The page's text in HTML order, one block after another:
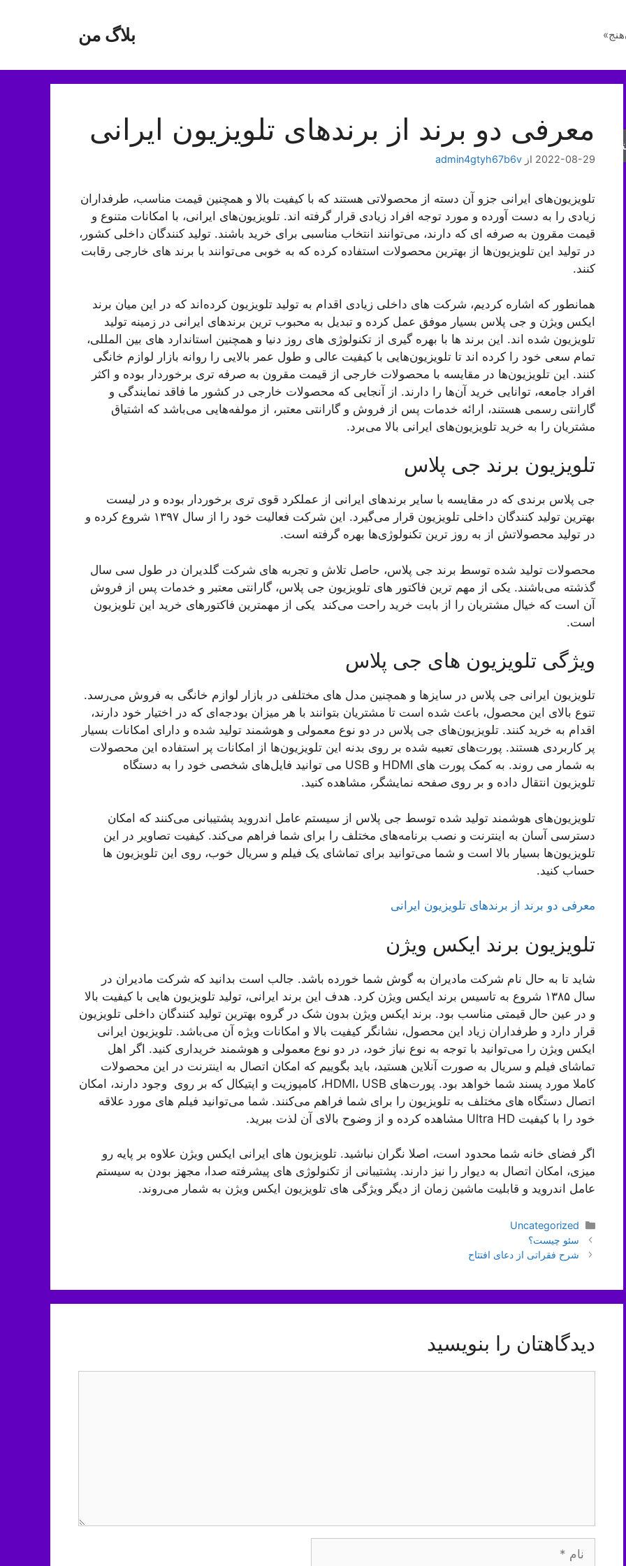
بلاگ من
معرفی دو برند از برندهای تلویزیون ایرانی
2022-08-29 از admin4gtyh67b6v
تلویزیون‌های ایرانی جزو آن دسته از محصولاتی هستند که با کیفیت بالا و همچنین قیمت مناسب، طرفداران
زیادی را به دست آورده و مورد توجه افراد زیادی قرار گرفته اند. تلویزیون‌های ایرانی، با امکانات متنوع و
قیمت مقرون به صرفه ای که دارند، می‌توانند انتخاب مناسبی برای خرید باشند. تولید کنندگان داخلی کشور،
در تولید این تلویزیون‌ها از بهترین محصولات استفاده کرده که به خوبی می‌توانند با برند های خارجی رقابت
کنند.
همانطور که اشاره کردیم، شرکت های داخلی زیادی اقدام به تولید تلویزیون کرده‌اند که در این میان برند
ایکس ویژن و جی پلاس بسیار موفق عمل کرده و تبدیل به محبوب ترین برندهای ایرانی در زمینه تولید
تلویزیون شده اند. این برند ها با بهره گیری از تکنولوژی های روز دنیا و همچنین استاندارد های بین المللی،
تمام سعی خود را کرده اند تا تلویزیون‌هایی با کیفیت عالی و طول عمر بالایی را روانه بازار لوازم خانگی
کنند. این تلویزیون‌ها در مقایسه با محصولات خارجی از قیمت مقرون به صرفه تری برخوردار بوده و اکثر
افراد جامعه، توانایی خرید آن‌ها را دارند. از آنجایی که محصولات خارجی در کشور ما فاقد نمایندگی و
گارانتی رسمی هستند، ارائه خدمات پس از فروش و گارانتی معتبر، از مولفه‌هایی می‌باشد که اشتیاق
مشتریان را به خرید تلویزیون‌های ایرانی بالا می‌برد.
تلویزیون برند جی پلاس
جی پلاس برندی که در مقایسه با سایر برندهای ایرانی از عملکرد قوی تری برخوردار بوده و در لیست
بهترین تولید کنندگان داخلی تلویزیون قرار می‌گیرد. این شرکت فعالیت خود را از سال ۱۳۹۷ شروع کرده و
در تولید محصولاتش از به روز ترین تکنولوژی‌ها بهره گرفته است.
محصولات تولید شده توسط برند جی پلاس، حاصل تلاش و تجربه های شرکت گلدیران در طول سی سال
گذشته می‌باشند. یکی از مهم ترین فاکتور های تلویزیون جی پلاس، گارانتی معتبر و خدمات پس از فروش
آن است که خیال مشتریان را از بابت خرید راحت ‌می‌کند یکی از مهمترین فاکتورهای خرید این تلویزیون
است.
ویژگی تلویزیون های جی پلاس
تلویزیون ایرانی جی پلاس در سایزها و همچنین مدل های مختلفی در بازار لوازم خانگی به فروش می‌رسد.
تنوع بالای این محصول، باعث شده است تا مشتریان بتوانند با هر میزان بودجه‌ای که در اختیار خود دارند،
اقدام به خرید کنند. تلویزیون‌های جی پلاس در دو نوع معمولی و هوشمند تولید شده و دارای امکانات بسیار
پر کاربردی هستند. پورت‌های تعبیه شده بر روی بدنه این تلویزیون‌ها از امکانات پر استفاده این محصولات
به شمار می روند. به کمک پورت های HDMI و USB می توانید فایل‌های شخصی خود را به دستگاه
تلویزیون انتقال داده و بر روی صفحه نمایشگر، مشاهده کنید.
تلویزیون‌های هوشمند تولید شده توسط جی پلاس از سیستم عامل اندروید پشتیبانی می‌کنند که امکان
دسترسی آسان به اینترنت و نصب برنامه‌های مختلف را برای شما فراهم می‌کند. کیفیت تصاویر در این
تلویزیون‌ها بسیار بالا است و شما می‌توانید برای تماشای یک فیلم و سریال خوب، روی این تلویزیون ها
حساب کنید.
معرفی دو برند از برندهای تلویزیون ایرانی
تلویزیون برند ایکس ویژن
شاید تا به حال نام شرکت مادیران به گوش شما خورده باشد. جالب است بدانید که شرکت مادیران در
سال ۱۳۸۵ شروع به تاسیس برند ایکس ویژن کرد. هدف این برند ایرانی، تولید تلویزیون هایی با کیفیت بالا
و در عین حال قیمتی مناسب بود. برند ایکس ویژن بدون شک در گروه بهترین تولید کنندگان داخلی تلویزیون
قرار دارد و طرفداران زیاد این محصول، نشانگر کیفیت بالا و امکانات ویژه آن می‌باشد. تلویزیون ایرانی
ایکس ویژن را می‌توانید با توجه به نوع نیاز خود، در دو نوع معمولی و هوشمند خریداری کنید. اگر اهل
تماشای فیلم و سریال به صورت آنلاین هستید، باید بگوییم که امکان اتصال به اینترنت در این محصولات
کاملا مورد پسند شما خواهد بود. پورت‌های HDMI، USB، کامپوزیت و اپتیکال که بر روی وجود دارند، امکان
اتصال دستگاه های مختلف به تلویزیون را برای شما فراهم می‌کنند. شما می‌توانید فیلم های مورد علاقه
خود را با کیفیت Ultra HD مشاهده کرده و از وضوح بالای آن لذت ببرید.
اگر فضای خانه شما محدود است، اصلا نگران نباشید. تلویزیون های ایرانی ایکس ویژن علاوه بر پایه رو
میزی، امکان اتصال به دیوار را نیز دارند. پشتیبانی از تکنولوژی های پیشرفته صدا، مجهز بودن به سیستم
عامل اندروید و قابلیت ماشین زمان از دیگر ویژگی های تلویزیون ایکس ویژن به شمار می‌روند.
دسته‌ها
Uncategorized
ناوبری
نوشته‌ها
سئو چیست؟
شرح فقراتی از دعای افتتاح
دیدگاهتان را بنویسید